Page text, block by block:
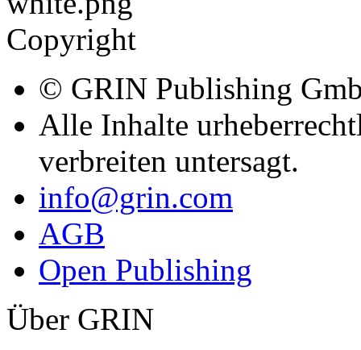
Copyright
© GRIN Publishing
Alle Inhalte
verbreiten untersagt.
info@grin.com
AGB
Open Publishing
Über GRIN